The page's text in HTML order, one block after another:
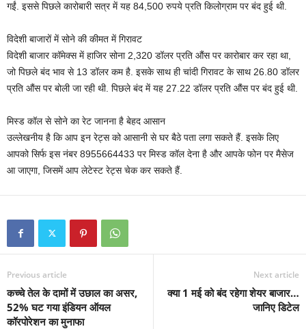
गईं. इससे पिछले कारोबारी सत्र में यह 84,500 रुपये प्रति किलोग्राम पर बंद हुई थी.
विदेशी बाजारों में सोने की कीमत में गिरावट
विदेशी बाजार कॉमेक्स में हाजिर सोना 2,320 डॉलर प्रति औंस पर कारोबार कर रहा था,
जो पिछले बंद भाव से 13 डॉलर कम है. इसके साथ ही चांदी गिरावट के साथ 26.80 डॉलर
प्रति औंस पर बोली जा रही थी. पिछले बंद में यह 27.22 डॉलर प्रति औंस पर बंद हुई थी.
मिस्ड कॉल से सोने का रेट जानना है बेहद आसान
उल्लेखनीय है कि आप इन रेट्स को आसानी से घर बैठे पता लगा सकते हैं. इसके लिए
आपको सिर्फ इस नंबर 8955664433 पर मिस्ड कॉल देना है और आपके फोन पर मैसेज
आ जाएगा, जिसमें आप लेटेस्ट रेट्स चेक कर सकते हैं.
Previous article
कच्चे तेल के दामों में उछाल का असर,
52% घट गया इंडियन ऑयल
कॉरपोरेशन का मुनाफा
Next article
क्या 1 मई को बंद रहेगा शेयर बाजार…
जानिए डिटेल